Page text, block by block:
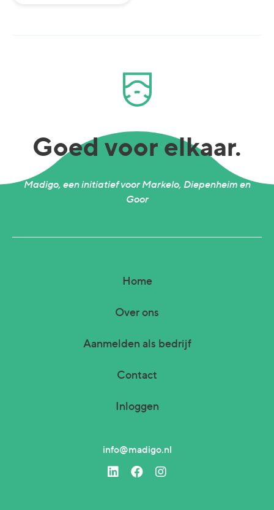
Goed voor elkaar.
Madigo, een initiatief voor Markelo, Diepenheim en
Goor
Home
Over ons
Aanmelden als bedrijf
Contact
Inloggen
info@madigo.nl